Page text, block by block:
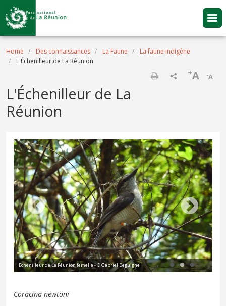
Skip to main content
Breadcrumb
Home Des connaissances La Faune
La faune indigène
L'Échenilleur de La Réunion
-A
+A
L'Échenilleur de La
Réunion
Echenilleur de La Réunion femelle - © Gabriel Deguigne
Coracina newtoni